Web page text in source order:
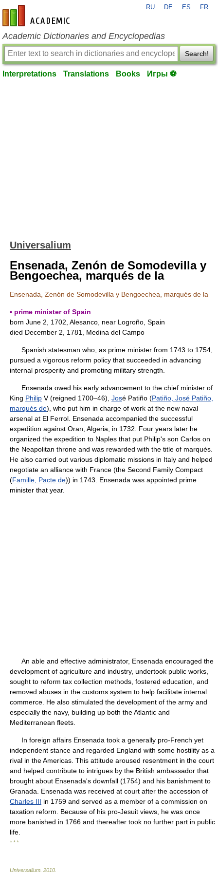
en-academic.com
RU DE ES FR
Academic Dictionaries and Encyclopedias
Search!
Interpretations Translations Books Игры ⚽
Universalium
Ensenada, Zenón de Somodevilla y
Bengoechea, marqués de la
Ensenada, Zenón de Somodevilla y Bengoechea, marqués de la
▪ prime minister of Spain
born June 2, 1702, Alesanco, near Logroño, Spain
died December 2, 1781, Medina del Campo
Spanish statesman who, as prime minister from 1743 to 1754,
pursued a vigorous reform policy that succeeded in advancing
internal prosperity and promoting military strength.
Ensenada owed his early advancement to the chief minister of
King Philip V (reigned 1700–46), José Patiño (Patiño, José Patiño,
marqués de), who put him in charge of work at the new naval
arsenal at El Ferrol. Ensenada accompanied the successful
expedition against Oran, Algeria, in 1732. Four years later he
organized the expedition to Naples that put Philip's son Carlos on
the Neapolitan throne and was rewarded with the title of marqués.
He also carried out various diplomatic missions in Italy and helped
negotiate an alliance with France (the Second Family Compact
(Famille, Pacte de)) in 1743. Ensenada was appointed prime
minister that year.
An able and effective administrator, Ensenada encouraged the
development of agriculture and industry, undertook public works,
sought to reform tax collection methods, fostered education, and
removed abuses in the customs system to help facilitate internal
commerce. He also stimulated the development of the army and
especially the navy, building up both the Atlantic and
Mediterranean fleets.
In foreign affairs Ensenada took a generally pro-French yet
independent stance and regarded England with some hostility as a
rival in the Americas. This attitude aroused resentment in the court
and helped contribute to intrigues by the British ambassador that
brought about Ensenada's downfall (1754) and his banishment to
Granada. Ensenada was received at court after the accession of
Charles III in 1759 and served as a member of a commission on
taxation reform. Because of his pro-Jesuit views, he was once
more banished in 1766 and thereafter took no further part in public
life.
* * *
Universalium 2010